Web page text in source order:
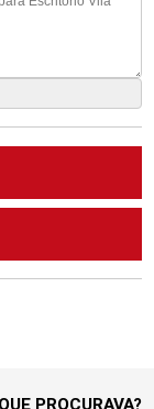
PROCURAVA?